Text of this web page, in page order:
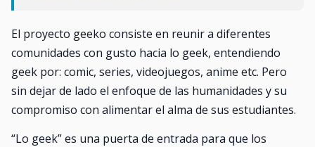
El proyecto geeko consiste en reunir a diferentes
comunidades con gusto hacia lo geek, entendiendo
geek por: comic, series, videojuegos, anime etc. Pero
sin dejar de lado el enfoque de las humanidades y su
compromiso con alimentar el alma de sus estudiantes.
“Lo geek” es una puerta de entrada para que los